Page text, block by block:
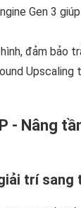
Gen 3
đảm bảo
Upscaling
- Nâng
trí sang